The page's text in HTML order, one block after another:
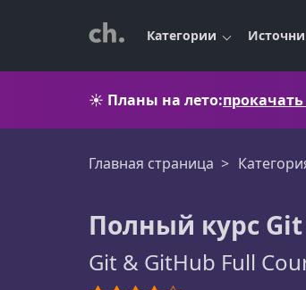
Категории
☀️ Планы на лето:
Главная страница
Полный курс
Git & GitHub Full